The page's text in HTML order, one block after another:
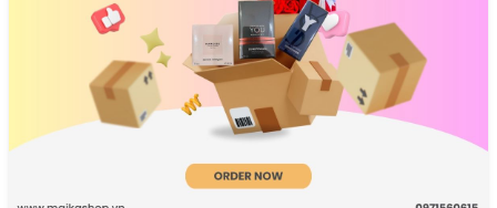
nằm ở nét chấm phá của Gỗ Hồng và Hạt Tiêu Hồng . Gỗ hồng
mang lại sự ấm áp, sang trọng, trong khi tiêu hồng tạo ra
những tia sáng lấp lánh, hơi the cay nhẹ nhàng.
- Khi lắng xuống là sàn diễn của một bó hoa thiêng liêng, đại
diện cho tình yêu và sắc đẹp. Hoa Hồng Damask loài hồng đắt
đỏ và quyến rũ bậc nhất bung nở nồng nàn, đan xen cùng nét
trắng muốt, kiêu kỳ của Hoa Lily Trắng và Hoa Nhài. Sự xuất